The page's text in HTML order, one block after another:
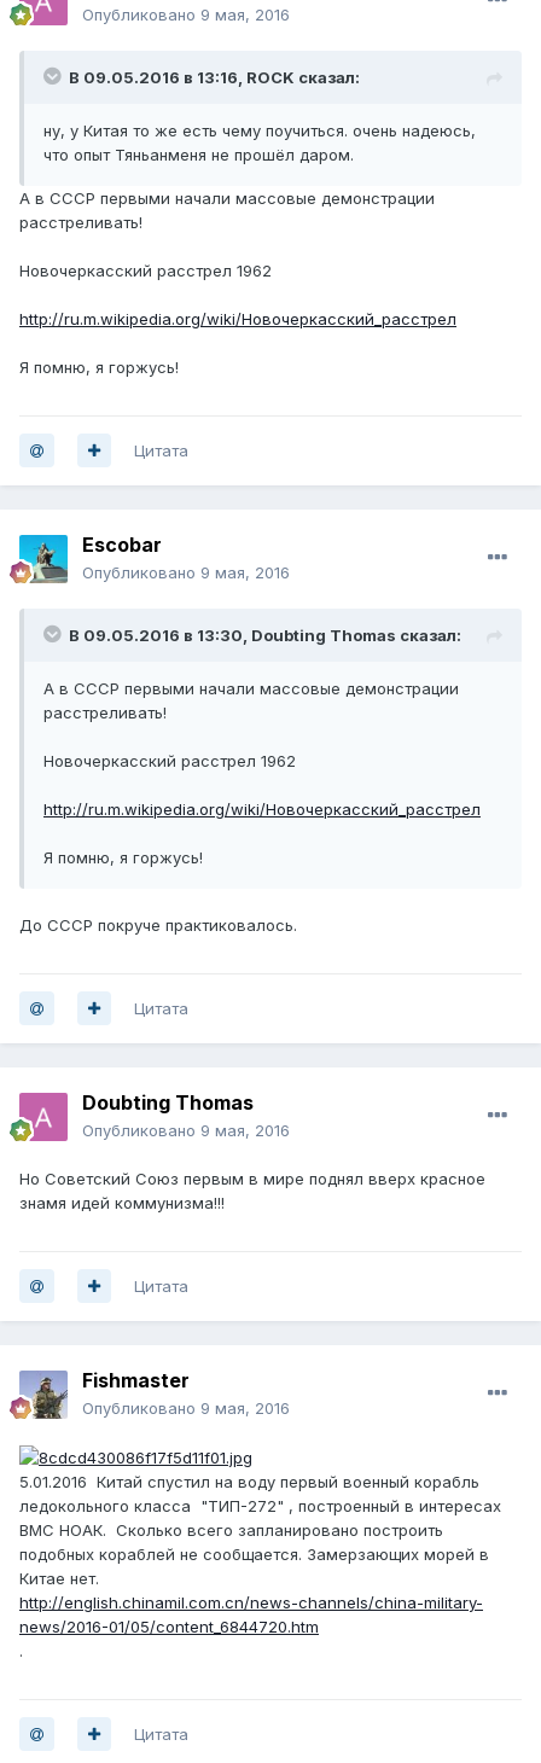
Опубликовано 9 мая, 2016
В 09.05.2016 в 13:16, ROCK сказал:
ну, у Китая то же есть чему поучиться. очень надеюсь,
что опыт Тяньанменя не прошёл даром.
А в СССР первыми начали массовые демонстрации
расстреливать!
Новочеркасский расстрел 1962
http://ru.m.wikipedia.org/wiki/Новочеркасский_расстрел
Я помню, я горжусь!
Цитата
Escobar
Опубликовано 9 мая, 2016
В 09.05.2016 в 13:30, Doubting Thomas сказал:
А в СССР первыми начали массовые демонстрации
расстреливать!
Новочеркасский расстрел 1962
http://ru.m.wikipedia.org/wiki/Новочеркасский_расстрел
Я помню, я горжусь!
До СССР покруче практиковалось.
Цитата
Doubting Thomas
Опубликовано 9 мая, 2016
Но Советский Союз первым в мире поднял вверх красное
знамя идей коммунизма!!!
Цитата
Fishmaster
Опубликовано 9 мая, 2016
5.01.2016 Китай спустил на воду первый военный корабль
ледокольного класса "ТИП-272" , построенный в интересах
ВМС НОАК. Сколько всего запланировано построить
подобных кораблей не сообщается. Замерзающих морей в
Китае нет.
http://english.chinamil.com.cn/news-channels/china-military-
news/2016-01/05/content_6844720.htm
.
Цитата